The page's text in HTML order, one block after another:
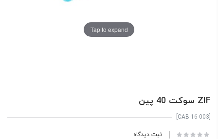
Tap to expand
ZIF سوکت 40 پین
[CAB-16-003]
ثبت دیدگاه